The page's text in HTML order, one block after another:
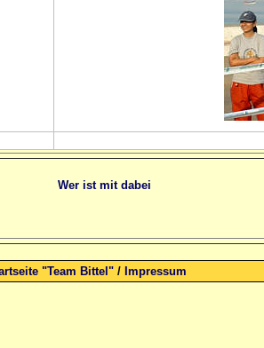
Wer ist mit dabei
"Team Bittel"/ Impressum